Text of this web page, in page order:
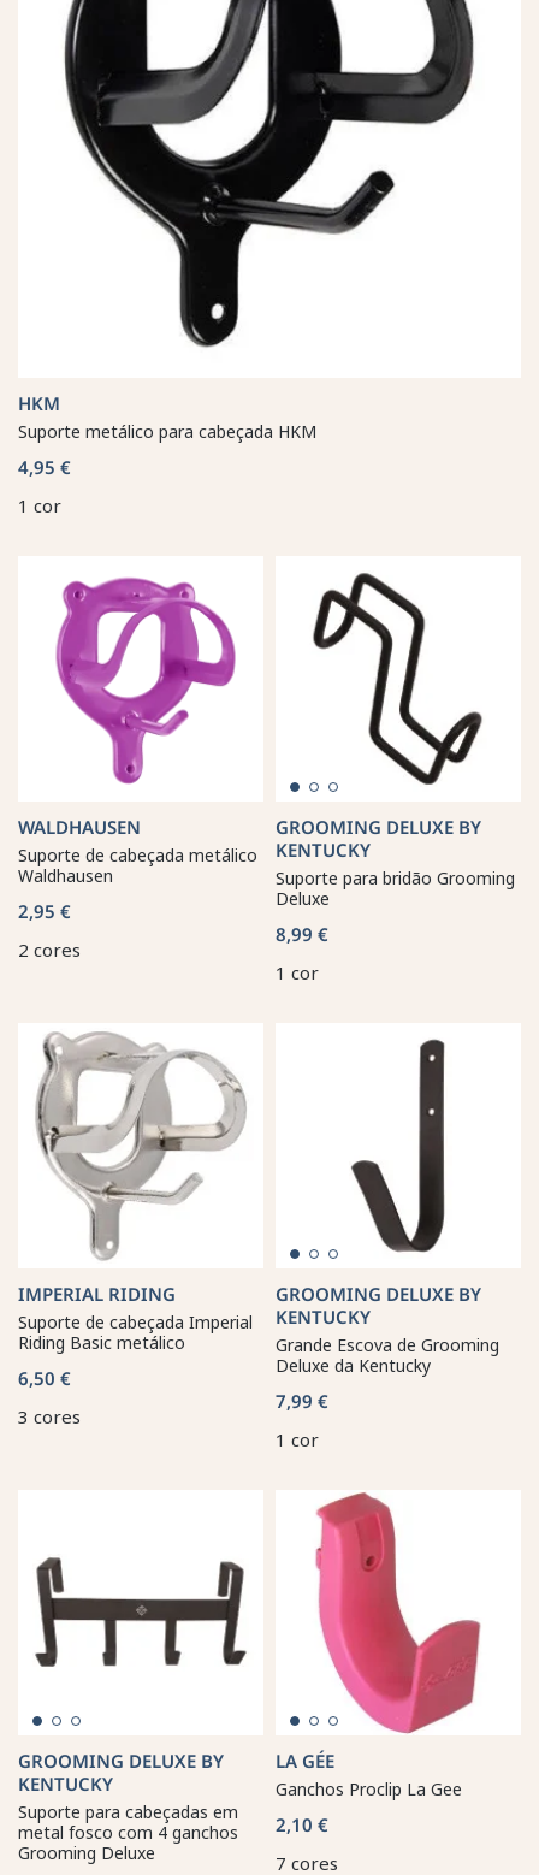
HKM
Suporte metálico para cabeçada HKM
4,95 €
1 cor
WALDHAUSEN
Suporte de cabeçada metálico
Waldhausen
2,95 €
2 cores
GROOMING DELUXE BY
KENTUCKY
Suporte para bridão Grooming
Deluxe
8,99 €
1 cor
IMPERIAL RIDING
Suporte de cabeçada Imperial
Riding Basic metálico
6,50 €
3 cores
GROOMING DELUXE BY
KENTUCKY
Grande Escova de Grooming
Deluxe da Kentucky
7,99 €
1 cor
GROOMING DELUXE BY
KENTUCKY
Suporte para cabeçadas em
metal fosco com 4 ganchos
Grooming Deluxe
LA GÉE
Ganchos Proclip La Gee
2,10 €
7 cores